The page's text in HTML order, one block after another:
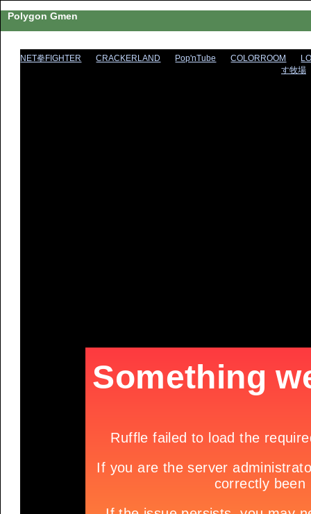
Polygon Gmen
NET拳FIGHTER CRACKERLAND Pop'nTube COLORROOM
す牧場